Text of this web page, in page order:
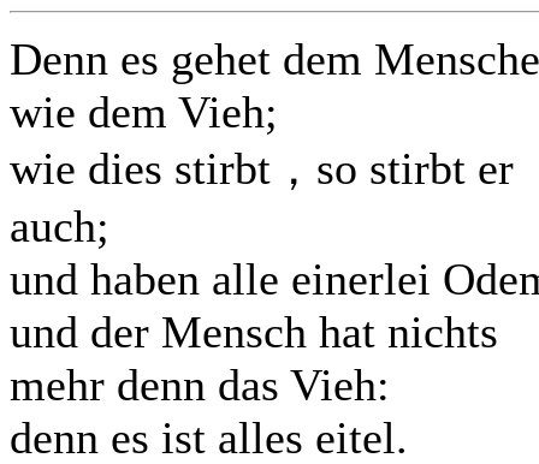
Denn es gehet dem
wie dem Vieh;
wie dies stirbt，so stirbt er
auch;
und haben alle einerlei
und der Mensch hat nichts
mehr denn das Vieh:
denn es ist alles eitel.